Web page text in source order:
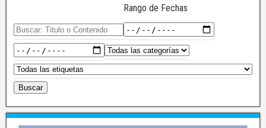
Rango de Fechas